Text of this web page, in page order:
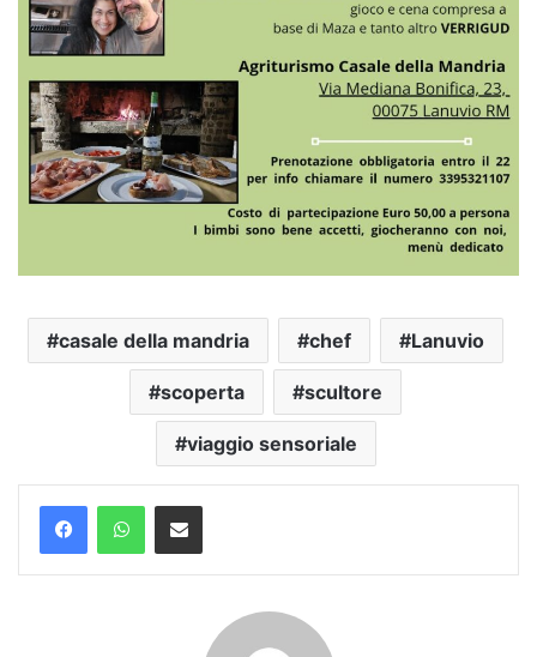
casale della mandria chef Lanuvio
scoperta scultore
viaggio sensoriale
Condividi via mail